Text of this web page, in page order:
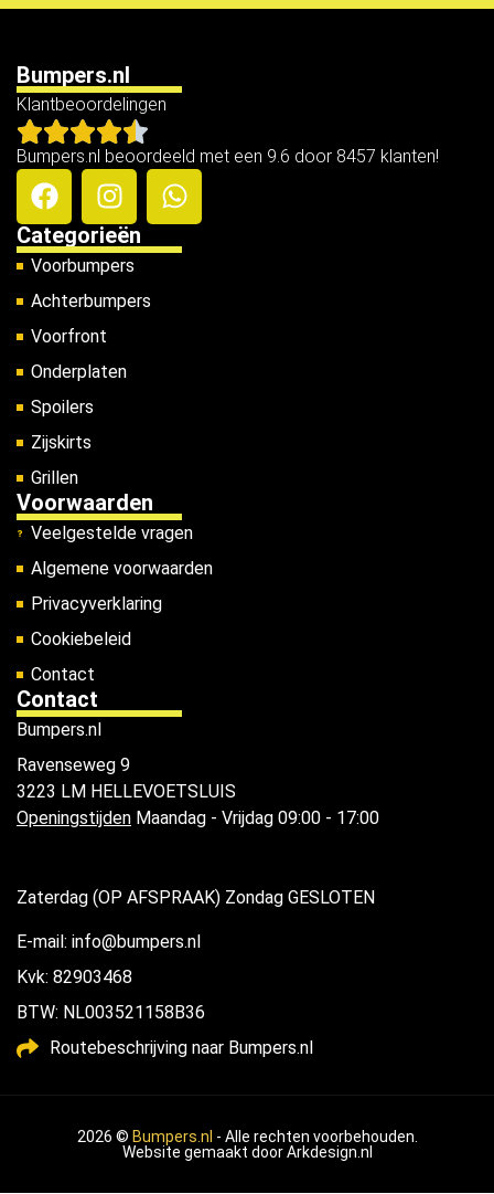
Bumpers.nl
Klantbeoordelingen
Bumpers.nl beoordeeld met een 9.6 door 8457 klanten!
Categorieën
Voorbumpers
Achterbumpers
Voorfront
Onderplaten
Spoilers
Zijskirts
Grillen
Voorwaarden
Veelgestelde vragen
Algemene voorwaarden
Privacyverklaring
Cookiebeleid
Contact
Contact
Bumpers.nl
Ravenseweg 9
3223 LM HELLEVOETSLUIS
Openingstijden Maandag - Vrijdag 09:00 - 17:00
Zaterdag (OP AFSPRAAK) Zondag GESLOTEN
E-mail: info@bumpers.nl
Kvk: 82903468
BTW: NL003521158B36
Routebeschrijving naar Bumpers.nl
2026 © Bumpers.nl - Alle rechten voorbehouden.
Website gemaakt doorArkdesign.nl